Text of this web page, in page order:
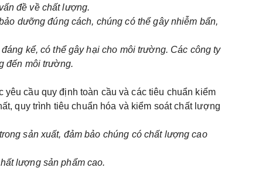
đề về chất lượng.
dưỡng đúng cách, chúng có thể gây nhiễm bẩn,
kể, có thể gây hại cho môi trường. Các công ty
đến môi trường.
cầu quy định toàn cầu và các tiêu chuẩn kiểm
quy trình tiêu chuẩn hóa và kiểm soát chất lượng
sản xuất, đảm bảo chúng có chất lượng cao
lượng sản phẩm cao.